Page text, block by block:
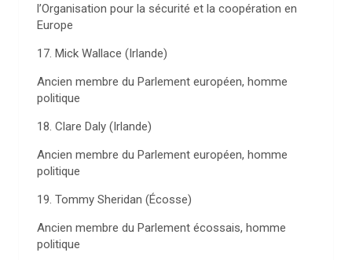
l’Organisation pour la sécurité et la coopération en
Europe
17. Mick Wallace (Irlande)
Ancien membre du Parlement européen, homme
politique
18. Clare Daly (Irlande)
Ancien membre du Parlement européen, homme
politique
19. Tommy Sheridan (Écosse)
Ancien membre du Parlement écossais, homme
politique